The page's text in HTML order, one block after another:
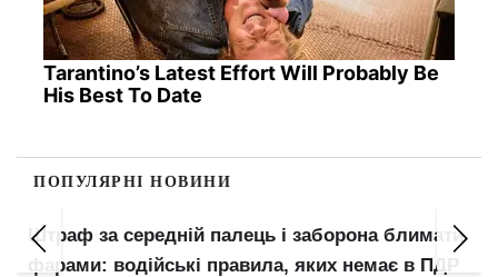
Tarantino’s Latest Effort Will Probably Be
His Best To Date
ПОПУЛЯРНІ НОВИНИ
Штраф за середній палець і заборона блимати
фарами: водійські правила, яких немає в ПДР